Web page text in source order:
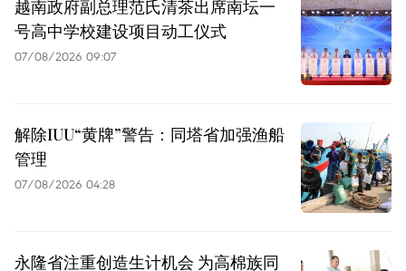
越南政府副总理范氏清茶出席南坛一
号高中学校建设项目动工仪式
07/08/2026 09:07
解除IUU“黄牌”警告：同塔省加强渔船
管理
07/08/2026 04:28
永隆省注重创造生计机会 为高棉族同